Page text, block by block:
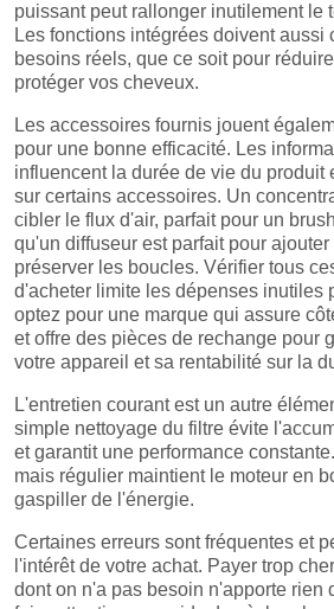
puissant peut rallonger inutilement le
Les fonctions intégrées doivent aussi
besoins réels, que ce soit pour
protéger vos cheveux.
Les accessoires fournis jouent
pour une bonne efficacité. Les
influencent la durée de vie du produit
sur certains accessoires. Un
cibler le flux d'air, parfait pour un
qu'un diffuseur est parfait pour
préserver les boucles. Vérifier tous
d'acheter limite les dépenses inutiles
optez pour une marque qui assure
et offre des pièces de rechange pour
votre appareil et sa rentabilité sur la
L'entretien courant est un autre
simple nettoyage du filtre évite
et garantit une performance
mais régulier maintient le moteur en
gaspiller de l'énergie.
Certaines erreurs sont fréquentes et
l'intérêt de votre achat. Payer trop
dont on n'a pas besoin n'apporte rien